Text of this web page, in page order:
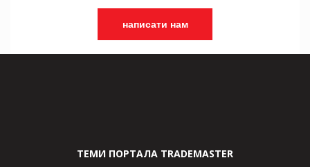
написати нам
ТЕМИ ПОРТАЛА TRADEMASTER